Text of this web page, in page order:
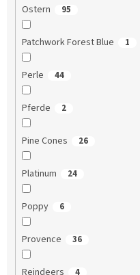
Ostern 95
Patchwork Forest Blue 1
Perle 44
Pferde 2
Pine Cones 26
Platinum 24
Poppy 6
Provence 36
4